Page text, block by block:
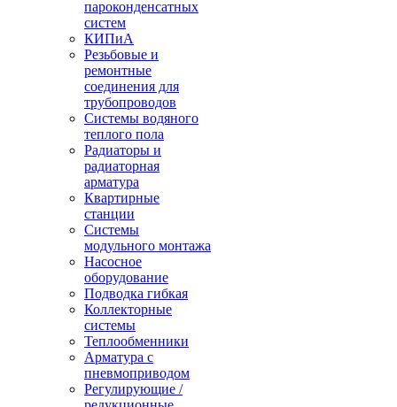
пароконденсатных
систем
КИПиА
Резьбовые и
ремонтные
соединения для
трубопроводов
Системы водяного
теплого пола
Радиаторы и
радиаторная
арматура
Квартирные
станции
Системы
модульного монтажа
Насосное
оборудование
Подводка гибкая
Коллекторные
системы
Теплообменники
Арматура с
пневмоприводом
Регулирующие /